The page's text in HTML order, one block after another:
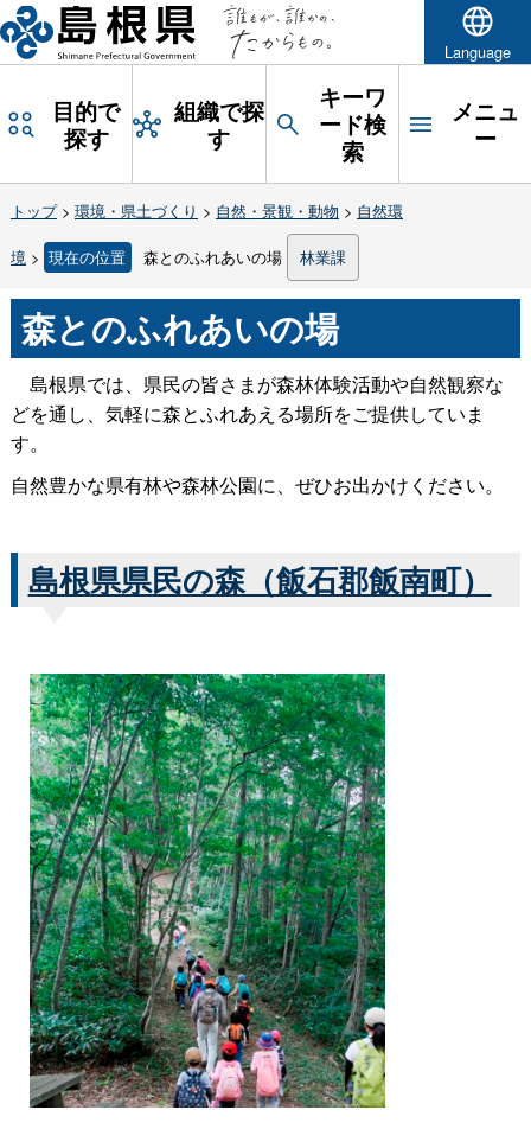
Language
目的で
探す
組織で探
す
キーワ
ード検
索
メニュ
ー
トップ> 環境・県土づくり > 自然・景観・動物 > 自然環
境> 現在の位置 森とのふれあいの場 林業課
森とのふれあいの場
島根県では、県民の皆さまが森林体験活動や自然観察な
どを通し、気軽に森とふれあえる場所をご提供していま
す。
自然豊かな県有林や森林公園に、ぜひお出かけください。
島根県県民の森（飯石郡飯南町）